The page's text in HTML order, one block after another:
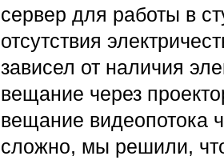
сервер для работы в
отсутствия
зависел от наличия
вещание через
вещание видеопотока
сложно, мы решили,